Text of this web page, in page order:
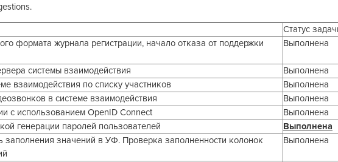
Статус
формата журнала регистрации, начало отказа от поддержки
Выполнена
системы взаимодействия
Выполнена
взаимодействия по списку участников
Выполнена
в системе взаимодействия
Выполнена
с использованием OpenID Connect
Выполнена
генерации паролей пользователей
Выполнена
заполнения значений в УФ. Проверка заполненности колонок
Выполнена